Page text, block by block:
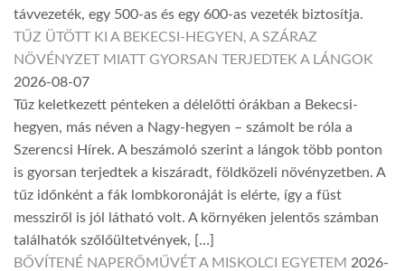
távvezeték, egy 500-as és egy 600-as vezeték biztosítja.
TŰZ ÜTÖTT KI A BEKECSI-HEGYEN, A SZÁRAZ
NÖVÉNYZET MIATT GYORSAN TERJEDTEK A LÁNGOK
2026-08-07
Tűz keletkezett pénteken a délelőtti órákban a Bekecsi-
hegyen, más néven a Nagy-hegyen – számolt be róla a
Szerencsi Hírek. A beszámoló szerint a lángok több ponton
is gyorsan terjedtek a kiszáradt, földközeli növényzetben. A
tűz időnként a fák lombkoronáját is elérte, így a füst
messziről is jól látható volt. A környéken jelentős számban
találhatók szőlőültetvények, […]
BŐVÍTENÉ NAPERŐMŰVÉT A MISKOLCI EGYETEM 2026-